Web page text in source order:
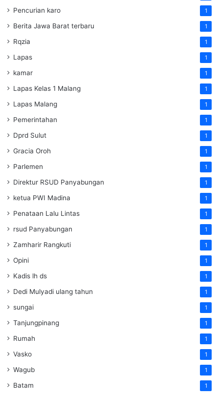
Pencurian karo 1
Berita Jawa Barat terbaru 1
Rqzia 1
Lapas 1
kamar 1
Lapas Kelas 1 Malang 1
Lapas Malang 1
Pemerintahan 1
Dprd Sulut 1
Gracia Oroh 1
Parlemen 1
Direktur RSUD Panyabungan 1
ketua PWI Madina 1
Penataan Lalu Lintas 1
rsud Panyabungan 1
Zamharir Rangkuti 1
Opini 1
Kadis lh ds 1
Dedi Mulyadi ulang tahun 1
sungai 1
Tanjungpinang 1
Rumah 1
Vasko 1
Wagub 1
Batam 1